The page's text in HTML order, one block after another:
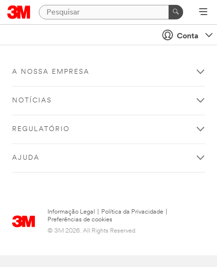
Conta
A NOSSA EMPRESA
NOTÍCIAS
REGULATÓRIO
AJUDA
Informação Legal Política da Privacidade
Preferências de cookies
© 3M 2026. All Rights Reserved.